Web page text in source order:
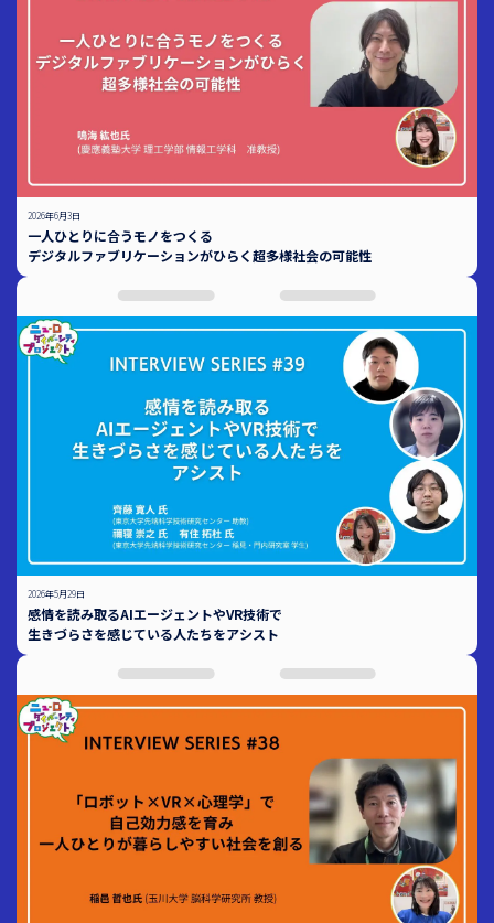
2026年6月3日
一人ひとりに合うモノをつくる
デジタルファブリケーションがひらく超多様社会の可能性
2026年5月29日
感情を読み取るAIエージェントやVR技術で
生きづらさを感じている人たちをアシスト